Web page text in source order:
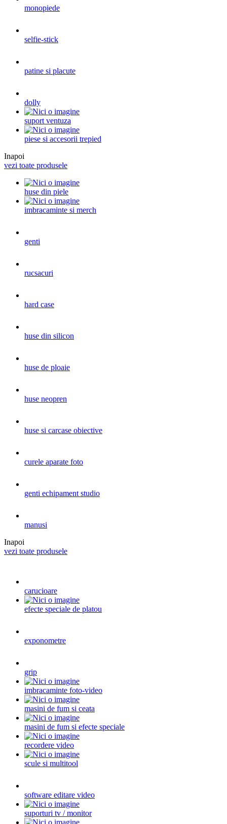
monopiede
selfie-stick
patine si placute
dolly
suport ventuza
piese si accesorii trepied
Inapoi
vezi toate produsele
huse din piele
imbracaminte si merch
genti
rucsacuri
hard case
huse din silicon
huse de ploaie
huse neopren
huse si carcase obiective
curele aparate foto
genti echipament studio
manusi
Inapoi
vezi toate produsele
carucioare
efecte speciale de platou
exponometre
grip
imbracaminte foto-video
masini de fum si ceata
masini de fum si efecte speciale
recordere video
scule si multitool
software editare video
suporturi tv / monitor